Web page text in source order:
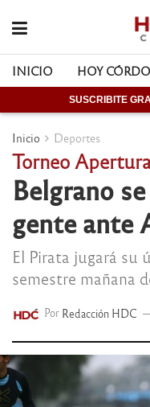
INICIO HOY
SUSCRIBITE
Inicio Deportes
Torneo
Belgrano
gente ante
El Pirata jugará su
semestre mañana
Por Redacción HDC